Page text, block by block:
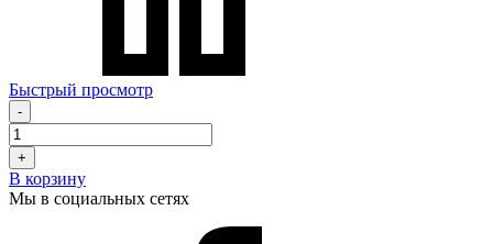
Быстрый просмотр
-
+
В корзину
Мы в социальных сетях